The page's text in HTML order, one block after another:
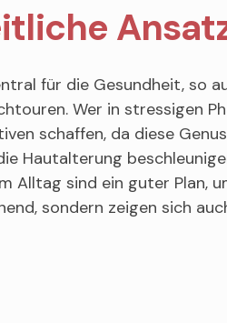
für die Gesundheit, so
Wer in stressigen
schaffen, da diese
Hautalterung
Alltag sind ein guter Plan,
sondern zeigen sich